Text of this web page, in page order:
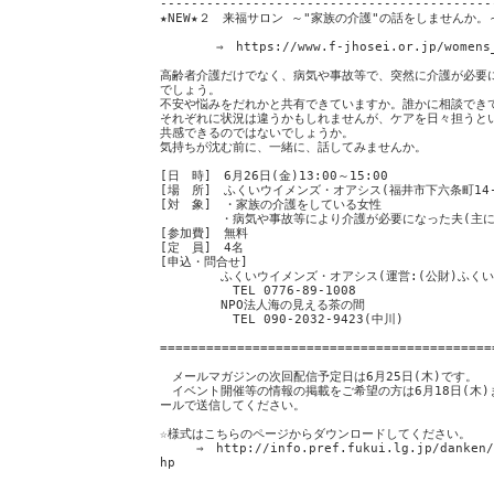
★NEW★２ 来福サロン ～"家族の介護"の話をしません
⇒ https://www.f-jhosei.or.jp/
高齢者介護だけでなく、病気や事故等で、突然に介護が必
でしょう。
不安や悩みをだれかと共有できていますか。誰かに相談でき
それぞれに状況は違うかもしれませんが、ケアを日々担う
共感できるのではないでしょうか。
気持ちが沈む前に、一緒に、話してみませんか。
[日 時] 6月26日(金)13:00～15:00
[場 所] ふくいウイメンズ・オアシス(福井市下六条町
[対 象] ・家族の介護をしている女性
・病気や事故等により介護が必要になった夫(主に
[参加費] 無料
[定 員] 4名
[申込・問合せ]
ふくいウイメンズ・オアシス(運営:(公財)ふくい
TEL 0776-89-1008
NPO法人海の見える茶の間
TEL 090-2032-9423(中川)
メールマガジンの次回配信予定日は6月25日(木)です。
イベント開催等の情報の掲載をご希望の方は6月18日(木)
ールで送信してください。
☆様式はこちらのページからダウンロードしてください。
⇒ http://info.pref.fukui.lg.jp/danken/
hp